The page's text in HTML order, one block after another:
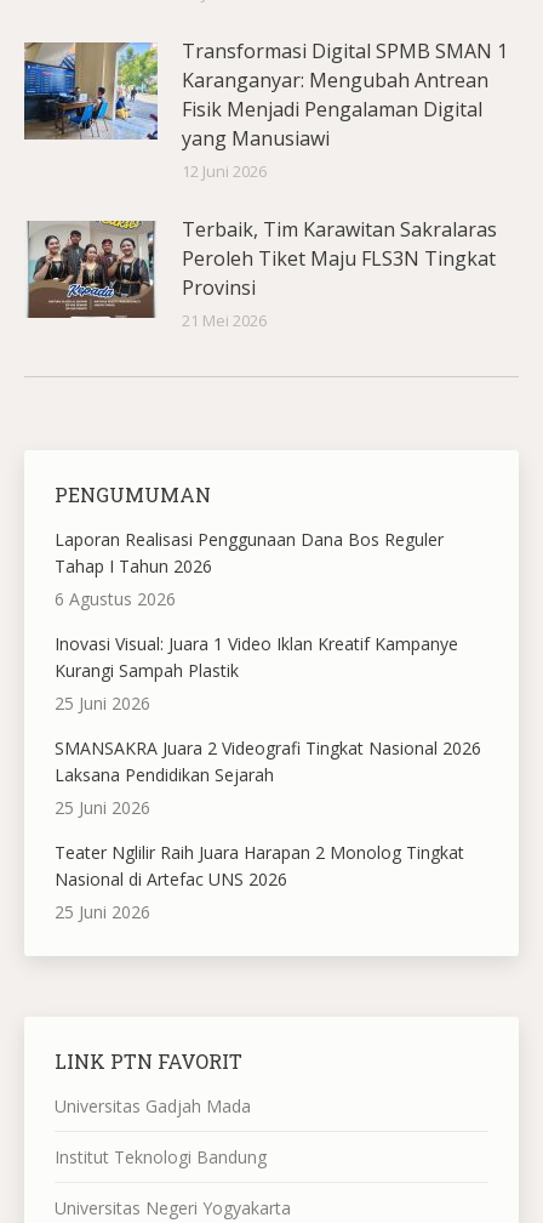
Transformasi Digital SPMB SMAN 1
Karanganyar: Mengubah Antrean
Fisik Menjadi Pengalaman Digital
yang Manusiawi
12 Juni 2026
Terbaik, Tim Karawitan Sakralaras
Peroleh Tiket Maju FLS3N Tingkat
Provinsi
21 Mei 2026
PENGUMUMAN
Laporan Realisasi Penggunaan Dana Bos Reguler
Tahap I Tahun 2026
6 Agustus 2026
Inovasi Visual: Juara 1 Video Iklan Kreatif Kampanye
Kurangi Sampah Plastik
25 Juni 2026
SMANSAKRA Juara 2 Videografi Tingkat Nasional 2026
Laksana Pendidikan Sejarah
25 Juni 2026
Teater Nglilir Raih Juara Harapan 2 Monolog Tingkat
Nasional di Artefac UNS 2026
25 Juni 2026
LINK PTN FAVORIT
Universitas Gadjah Mada
Institut Teknologi Bandung
Universitas Negeri Yogyakarta